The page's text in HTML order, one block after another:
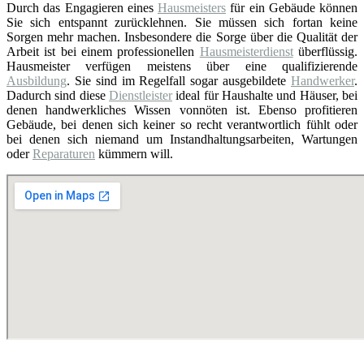
Durch das Engagieren eines Hausmeisters für ein Gebäude können
Sie sich entspannt zurücklehnen. Sie müssen sich fortan keine
Sorgen mehr machen. Insbesondere die Sorge über die Qualität der
Arbeit ist bei einem professionellen Hausmeisterdienstüberflüssig.
Hausmeister verfügen meistens über eine qualifizierende
Ausbildung. Sie sind im Regelfall sogar ausgebildete Handwerker.
Dadurch sind diese Dienstleister ideal für Haushalte und Häuser, bei
denen handwerkliches Wissen vonnöten ist. Ebenso profitieren
Gebäude, bei denen sich keiner so recht verantwortlich fühlt oder
bei denen sich niemand um Instandhaltungsarbeiten, Wartungen
oderReparaturen kümmern will.